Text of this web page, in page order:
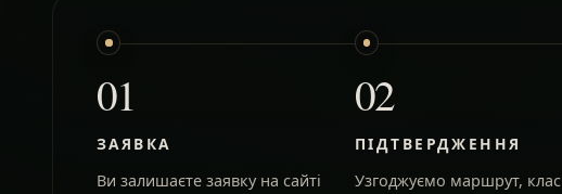
01
ЗАЯВКА
Ви залишаєте заявку на сайті
02
ПІДТВЕРДЖЕННЯ
Узгоджуємо маршрут, клас